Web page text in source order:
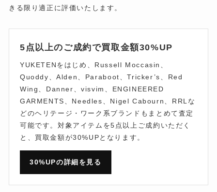
きる限り適正に評価いたします。
5点以上のご成約で買取金額30%UP
YUKETENをはじめ、Russell Moccasin、
Quoddy、Alden、Paraboot、Tricker’s、Red
Wing、Danner、visvim、ENGINEERED
GARMENTS、Needles、Nigel Cabourn、RRLな
どのヘリテージ・ワーク系ブランドもまとめて査定
可能です。対象アイテムを5点以上ご成約いただく
と、買取金額が30%UPとなります。
30%UPの詳細を見る